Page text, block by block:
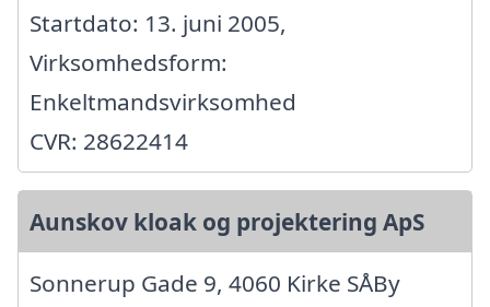
Startdato: 13. juni 2005,
Virksomhedsform:
Enkeltmandsvirksomhed
CVR: 28622414
Aunskov kloak og projektering ApS
Sonnerup Gade 9, 4060 Kirke SÅBy